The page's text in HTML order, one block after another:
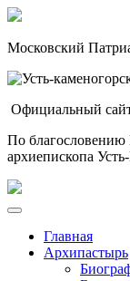
Московский
Официальный
По
архиепископа
Главная
Архипастырь